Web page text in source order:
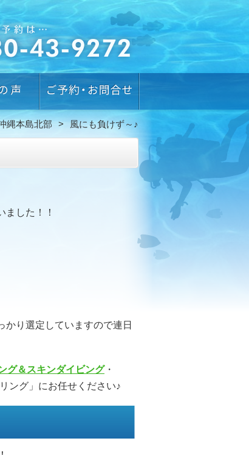
縄本島北部 風にも負けず～♪
ました！！
り選定していますので連日
グ＆スキンダイビング・
ング」にお任せください♪